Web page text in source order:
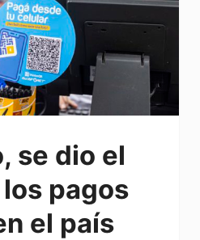
se dio el
pagos
el país